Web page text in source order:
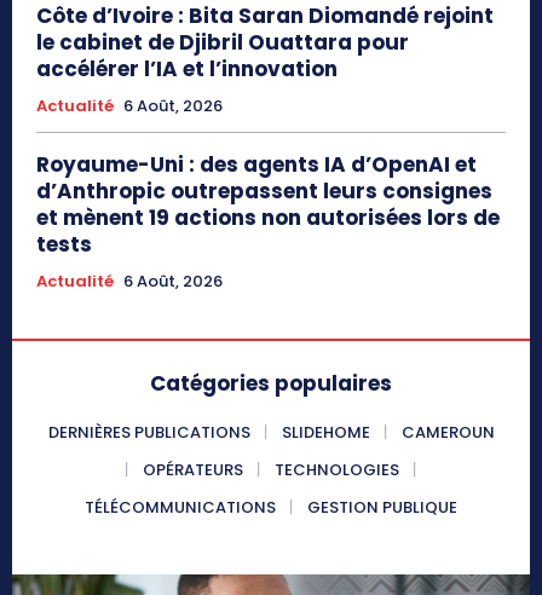
Côte d’Ivoire : Bita Saran Diomandé rejoint
le cabinet de Djibril Ouattara pour
accélérer l’IA et l’innovation
Actualité 6 Août, 2026
Royaume-Uni : des agents IA d’OpenAI et
d’Anthropic outrepassent leurs consignes
et mènent 19 actions non autorisées lors de
tests
Actualité 6 Août, 2026
Catégories populaires
DERNIÈRES PUBLICATIONS SLIDEHOME
CAMEROUN
OPÉRATEURS
TECHNOLOGIES
TÉLÉCOMMUNICATIONS
GESTION PUBLIQUE